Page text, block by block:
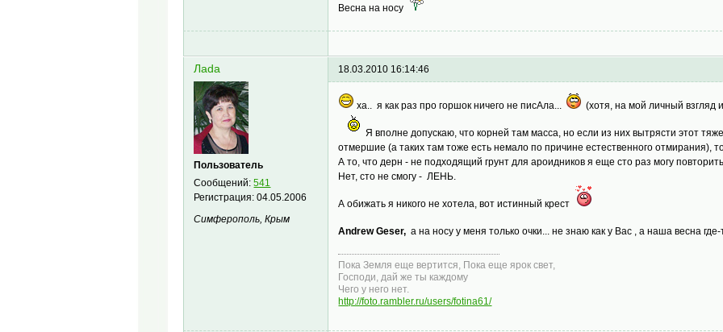
Весна на носу
Лаdа
Пользователь
Сообщений:541
Регистрация:04.05.2006
Симферополь, Крым
18.03.2010 16:14:46
ха.. я как раз про горшок ничего не писАла... (хотя, на мой личный взгляд
Я вполне допускаю, что корней там масса, но если из них вытрясти этот
отмершие (а таких там тоже есть немало по причине естественного отмирания),
А то, что дерн - не подходящий грунт для ароидников я еще сто раз могу
Нет, сто не смогу - ЛЕНЬ.
А обижать я никого не хотела, вот истинный крест
Andrew Geser, а на носу у меня только очки... не знаю как у Вас , а наша весна
Пока Земля еще веpтится, Пока еще яpок свет,
Господи, дай же ты каждому
Чего у него нет.
http://foto.rambler.ru/users/fotina61/